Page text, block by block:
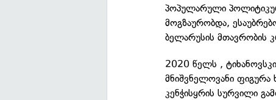
პოპულარული
მოგზაურობდა,
ბელარუსის მთავრობის
2020 წელს ,
მნიშვნელოვანი ფიგურა
კენჭისყრის სურვილი